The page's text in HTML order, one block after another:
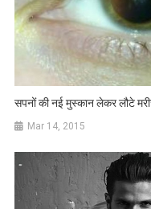
सपनों की नई मुस्कान लेकर लौटे
Mar 14, 2015